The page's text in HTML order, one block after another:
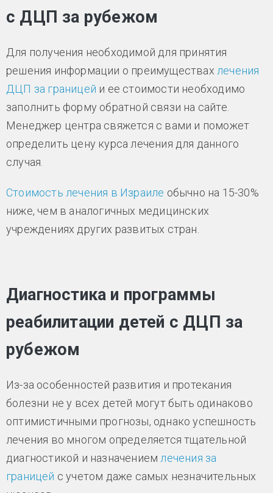
с ДЦП за рубежом
Для получения необходимой для принятия
решения информации о преимуществах лечения
ДЦП за границей и ее стоимости необходимо
заполнить форму обратной связи на сайте.
Менеджер центра свяжется с вами и поможет
определить цену курса лечения для данного
случая.
Стоимость лечения в Израиле обычно на 15-30%
ниже, чем в аналогичных медицинских
учреждениях других развитых стран.
Диагностика и программы
реабилитации детей с ДЦП за
рубежом
Из-за особенностей развития и протекания
болезни не у всех детей могут быть одинаково
оптимистичными прогнозы, однако успешность
лечения во многом определяется тщательной
диагностикой и назначением лечения за
границей с учетом даже самых незначительных